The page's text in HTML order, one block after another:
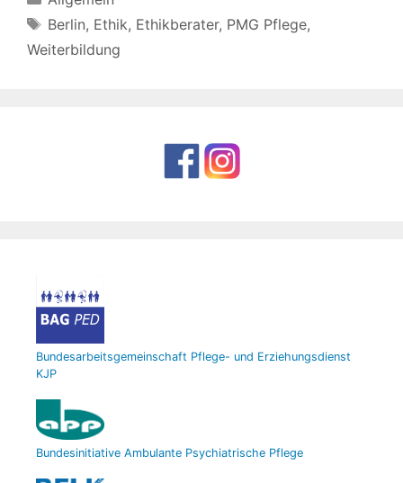
Schlagwörter
Berlin, Ethik, Ethikberater, PMG Pflege,
Weiterbildung
Bundesarbeitsgemeinschaft Pflege- und Erziehungsdienst
KJP
Bundesinitiative Ambulante Psychiatrische Pflege